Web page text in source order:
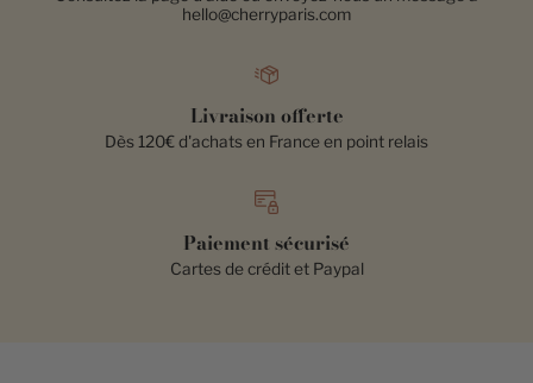
hello@cherryparis.com
Livraison offerte
Dès 120€ d'achats en France en point relais
Paiement sécurisé
Cartes de crédit et Paypal